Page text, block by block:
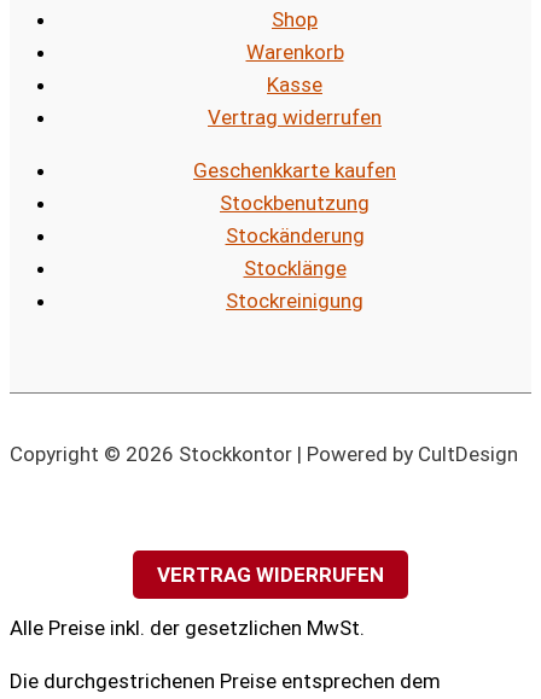
Shop
Warenkorb
Kasse
Vertrag widerrufen
Geschenkkarte kaufen
Stockbenutzung
Stockänderung
Stocklänge
Stockreinigung
Copyright © 2026 Stockkontor | Powered by CultDesign
VERTRAG WIDERRUFEN
Alle Preise inkl. der gesetzlichen MwSt.
Die durchgestrichenen Preise entsprechen dem